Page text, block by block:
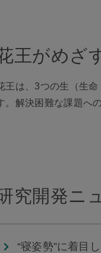
王がめざ
王は、3つの生（生
。解決困難な課題へ
究開発ニ
“寝姿勢”に着目